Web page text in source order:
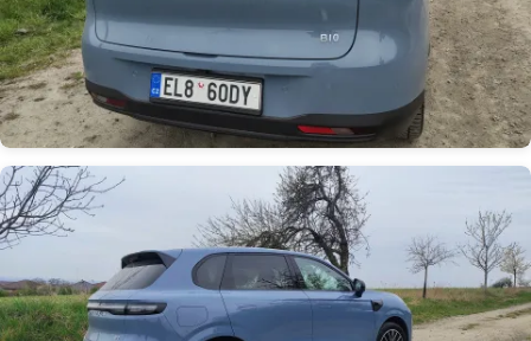
Obrázek